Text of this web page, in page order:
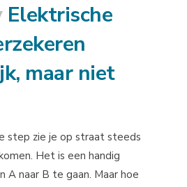
Elektrische
maar niet
step zie je op straat steeds
Het is een handig
A naar B te gaan. Maar hoe